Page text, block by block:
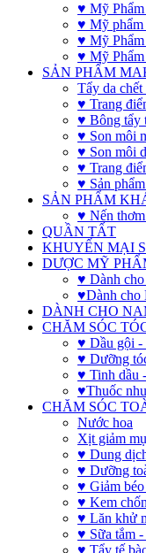
♥ Mỹ
♥ Mỹ phẩm
♥ Mỹ
♥ Mỹ
SẢN PHẨM
Tẩy da chết
♥ Trang
♥ Bông tẩy
♥ Son môi
♥ Son môi
♥ Trang
♥ Sản
SẢN PHẨM
♥ Nến
QUẦN TẤT
KHUYẾN MẠI
DƯỢC MỸ
♥ Dành
♥Dành cho
DÀNH CHO
CHĂM SÓC
♥ Dầu gội -
♥ Dưỡng
♥ Tinh dầu
♥Thuốc
CHĂM SÓC
Nước hoa
Xịt giảm
♥ Dung
♥ Dưỡng
♥ Giảm
♥ Kem
♥ Lăn khử
♥ Sữa tắm